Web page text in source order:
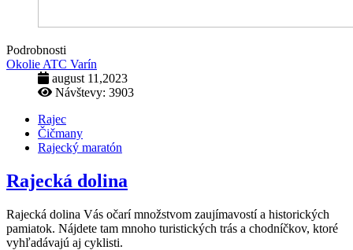
Podrobnosti
Okolie ATC Varín
august 11,2023
Návštevy: 3903
Rajec
Čičmany
Rajecký maratón
Rajecká dolina
Rajecká dolina Vás očarí množstvom zaujímavostí a historických
pamiatok. Nájdete tam mnoho turistických trás a chodníčkov, ktoré
vyhľadávajú aj cyklisti.